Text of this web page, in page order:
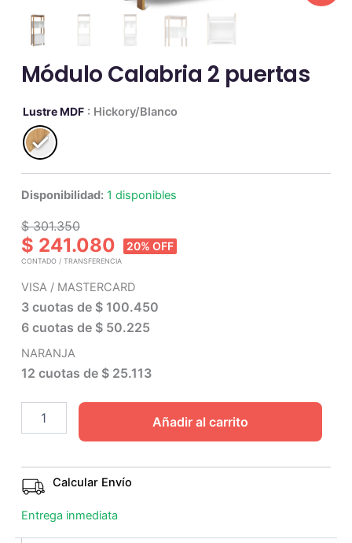
Módulo Calabria 2 puertas
Entrega inmediata
Lustre MDF : Hickory/Blanco
Disponibilidad: 1 disponibles
$ 301.350
$ 241.080 20% OFF
CONTADO / TRANSFERENCIA
VISA / MASTERCARD
3 cuotas de $ 100.450
6 cuotas de $ 50.225
NARANJA
12 cuotas de $ 25.113
Módulo
Calabria
2
puertas
cantidad
Añadir al carrito
Calcular Envío